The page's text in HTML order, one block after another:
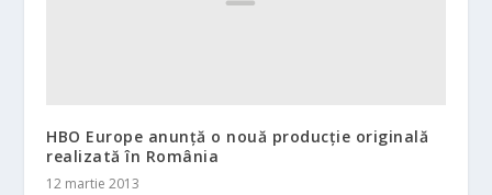
HBO Europe anunţă o nouă producţie originală
realizată în România
12 martie 2013